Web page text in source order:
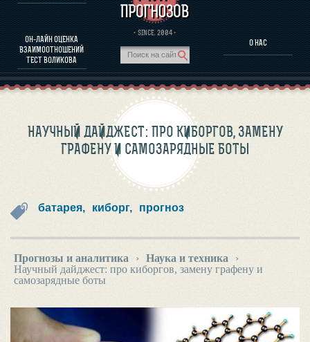
ОН-ЛАЙН ОЦЕНКА
ВЗАИМООТНОШЕНИЙ
ТЕСТ ВОЛИКОВА
· SINCE. 2004 ·
О НАС
ОЦЕНКА ХАРАКТЕРА ВЫДАЮЩИХСЯ ЛИЧНОСТЕЙ
О ПРОГРАММЕ
ПРОГНОЗЫ И АНАЛИТИКА
НАУЧНЫЙ ДАЙДЖЕСТ: ПРО КИБОРГОВ, ЗАМЕНУ
ГРАФЕНУ И САМОЗАРЯДНЫЕ БОТЫ
батарея, киборг, прогноз
Прогнозы и аналитика › Наука и техника
›
Научный дайджест: про киборгов, замену графену и
самозарядные боты